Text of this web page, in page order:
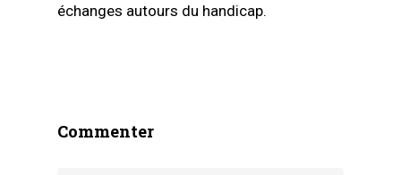
échanges autours du handicap.
Commenter